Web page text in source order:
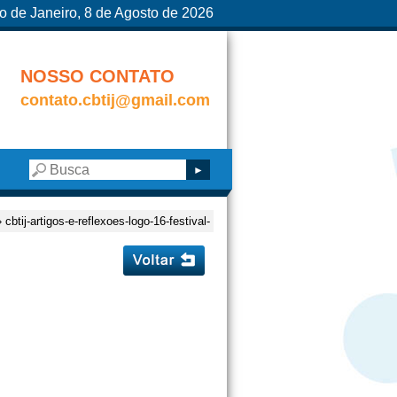
de Janeiro, 8 de Agosto de 2026
NOSSO CONTATO
contato.cbtij@gmail.com
artigos-e-reflexoes-logo-16-festival-